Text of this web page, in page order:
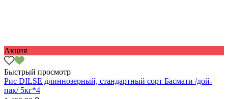
Акция
Быстрый просмотр
Рис DILSE длиннозерный, стандартный сорт Басмати /дой-
пак/ 5кг*4